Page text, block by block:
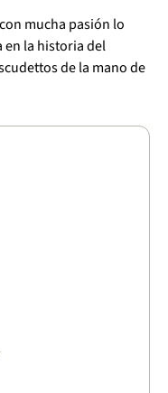
mucha pasión lo
en la historia del
de la mano de